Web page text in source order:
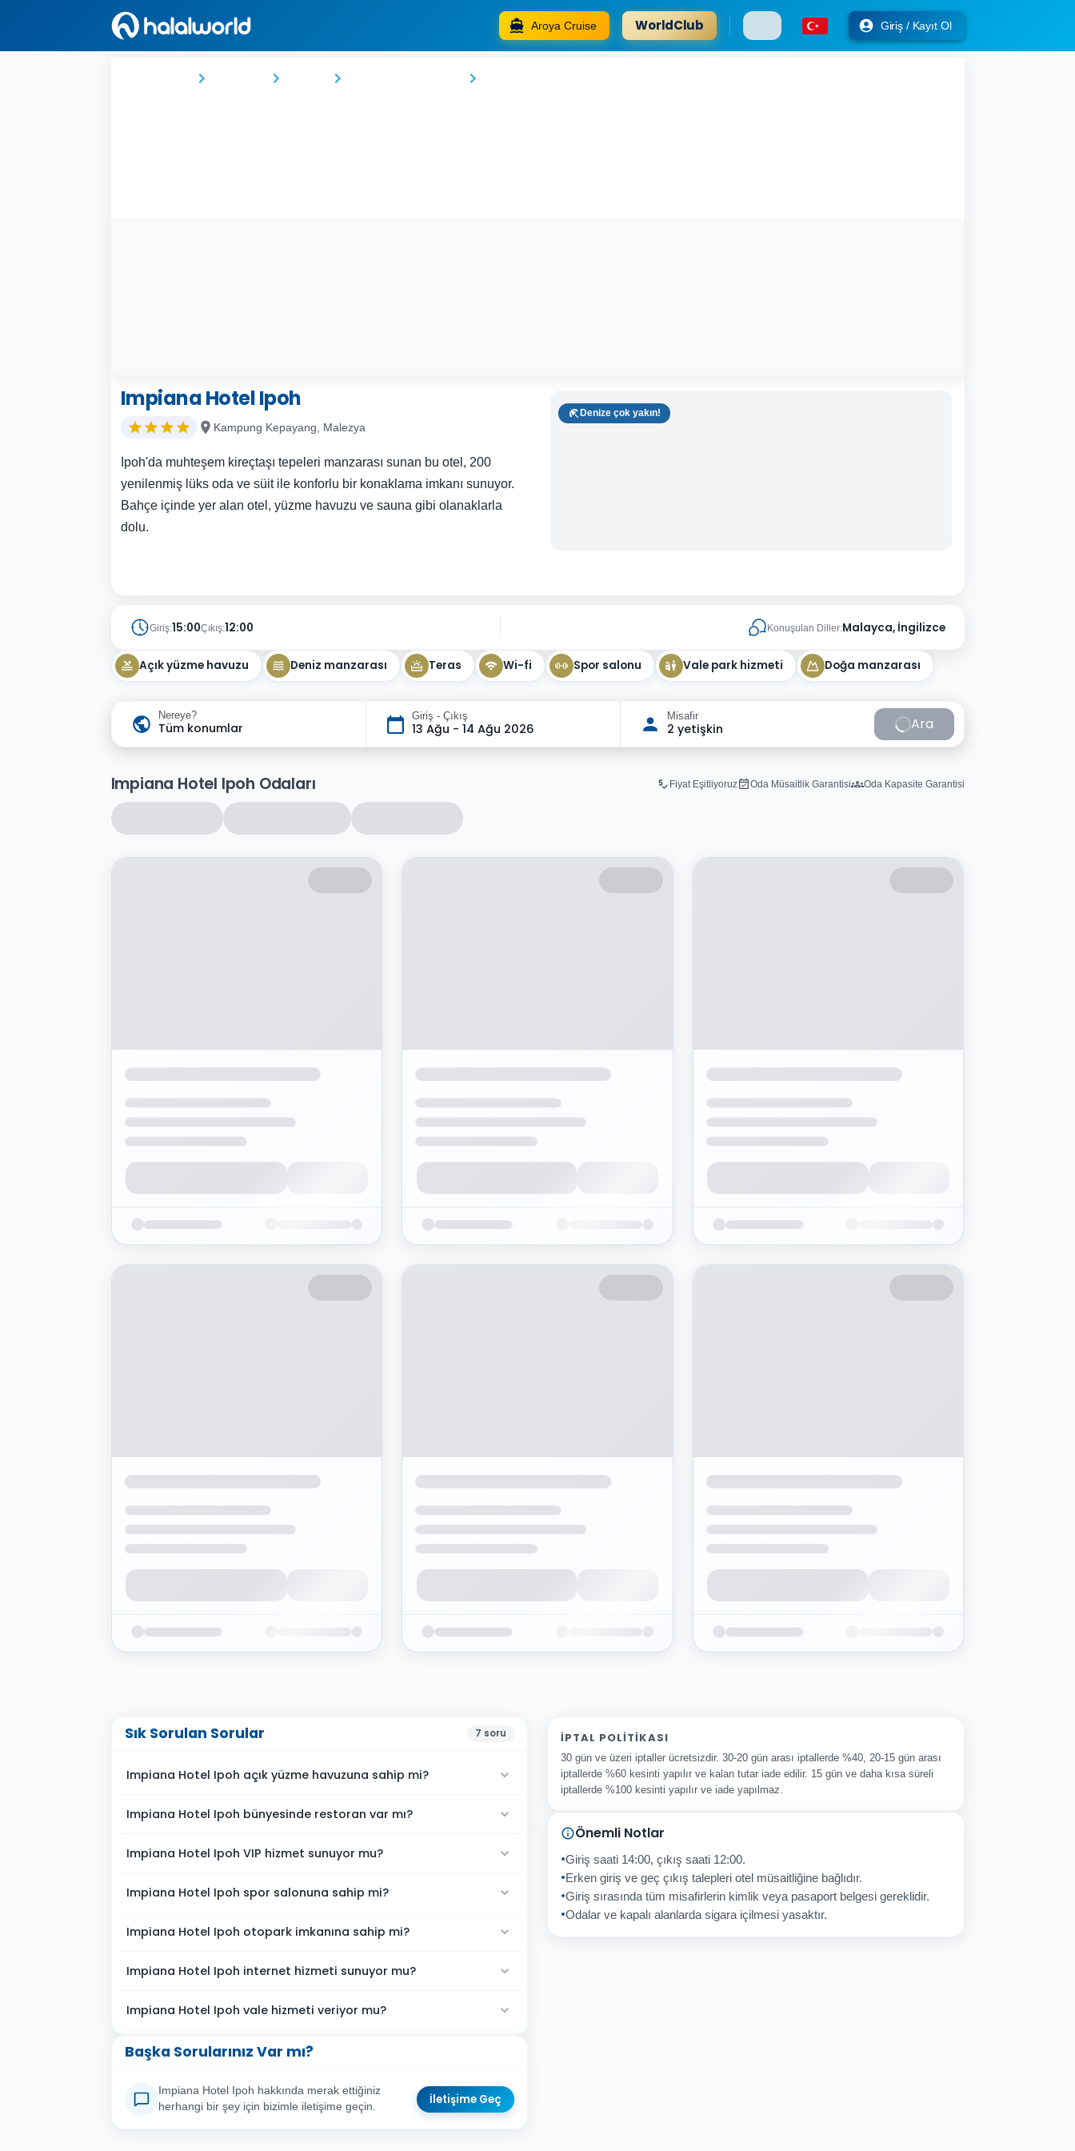
Aroya Cruise WorldClub Giriş / Kayıt Ol
Impiana Hotel Ipoh
Kampung Kepayang, Malezya
Ipoh'da muhteşem kireçtaşı tepeleri manzarası sunan bu otel, 200
yenilenmiş lüks oda ve süit ile konforlu bir konaklama imkanı sunuyor.
Bahçe içinde yer alan otel, yüzme havuzu ve sauna gibi olanaklarla
dolu.
Denize çok yakın!
Giriş:15:00Çıkış:12:00 Konuşulan Diller:Malayca, İngilizce
Açık yüzme havuzu Deniz manzarası Teras Wi-fi Spor salonu Vale park hizmeti Doğa manzarası
Nereye?
Tüm konumlar
Giriş - Çıkış
13 Ağu - 14 Ağu 2026
Misafir
2 yetişkin Ara
Impiana Hotel Ipoh Odaları Fiyat Eşitliyoruz Oda Müsaitlik Garantisi Oda Kapasite Garantisi
Sık Sorulan Sorular 7 soru
Impiana Hotel Ipoh açık yüzme havuzuna sahip mi?
Impiana Hotel Ipoh bünyesinde restoran var mı?
Impiana Hotel Ipoh VIP hizmet sunuyor mu?
Impiana Hotel Ipoh spor salonuna sahip mi?
Impiana Hotel Ipoh otopark imkanına sahip mi?
Impiana Hotel Ipoh internet hizmeti sunuyor mu?
Impiana Hotel Ipoh vale hizmeti veriyor mu?
Başka Sorularınız Var mı?
Impiana Hotel Ipoh hakkında merak ettiğiniz
herhangi bir şey için bizimle iletişime geçin.
İletişime Geç
İPTAL POLITIKASI
30 gün ve üzeri iptaller ücretsizdir. 30-20 gün arası iptallerde %40, 20-15 gün arası
iptallerde %60 kesinti yapılır ve kalan tutar iade edilir. 15 gün ve daha kısa süreli
iptallerde %100 kesinti yapılır ve iade yapılmaz.
Önemli Notlar
Giriş saati 14:00, çıkış saati 12:00.
Erken giriş ve geç çıkış talepleri otel müsaitliğine bağlıdır.
Giriş sırasında tüm misafirlerin kimlik veya pasaport belgesi gereklidir.
Odalar ve kapalı alanlarda sigara içilmesi yasaktır.